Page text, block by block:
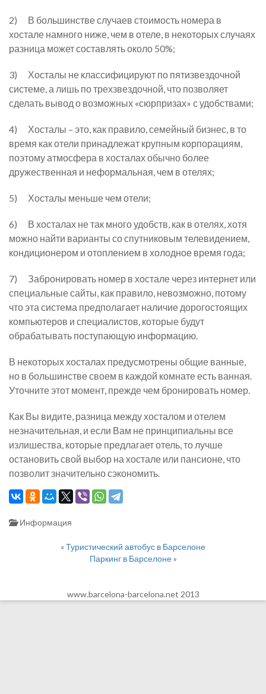
2) В большинстве случаев стоимость номера в
хостале намного ниже, чем в отеле, в некоторых случаях
разница может составлять около 50%;
3) Хосталы не классифицируют по пятизвездочной
системе, а лишь по трехзвездочной, что позволяет
сделать вывод о возможных «сюрпризах» с удобствами;
4) Хосталы – это, как правило, семейный бизнес, в то
время как отели принадлежат крупным корпорациям,
поэтому атмосфера в хосталах обычно более
дружественная и неформальная, чем в отелях;
5) Хосталы меньше чем отели;
6) В хосталах не так много удобств, как в отелях, хотя
можно найти варианты со спутниковым телевидением,
кондиционером и отоплением в холодное время года;
7) Забронировать номер в хостале через интернет или
специальные сайты, как правило, невозможно, потому
что эта система предполагает наличие дорогостоящих
компьютеров и специалистов, которые будут
обрабатывать поступающую информацию.
В некоторых хосталах предусмотрены общие ванные,
но в большинстве своем в каждой комнате есть ванная.
Уточните этот момент, прежде чем бронировать номер.
Как Вы видите, разница между хосталом и отелем
незначительная, и если Вам не принципиальны все
излишества, которые предлагает отель, то лучше
остановить свой выбор на хостале или пансионе, что
позволит значительно сэкономить.
Информация
«Туристический автобус в Барселоне
Паркинг в Барселоне»
www.barcelona-barcelona.net 2013